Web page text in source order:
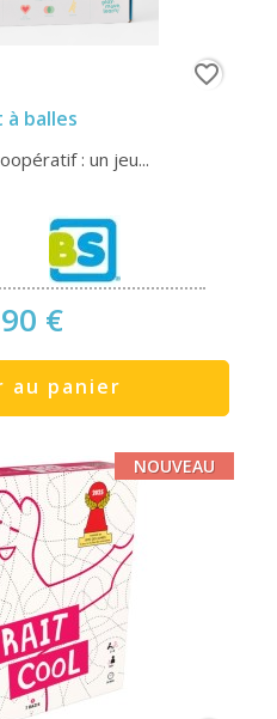
à balles
: un jeu...
€
au panier
favorite_border
NOUVEAU